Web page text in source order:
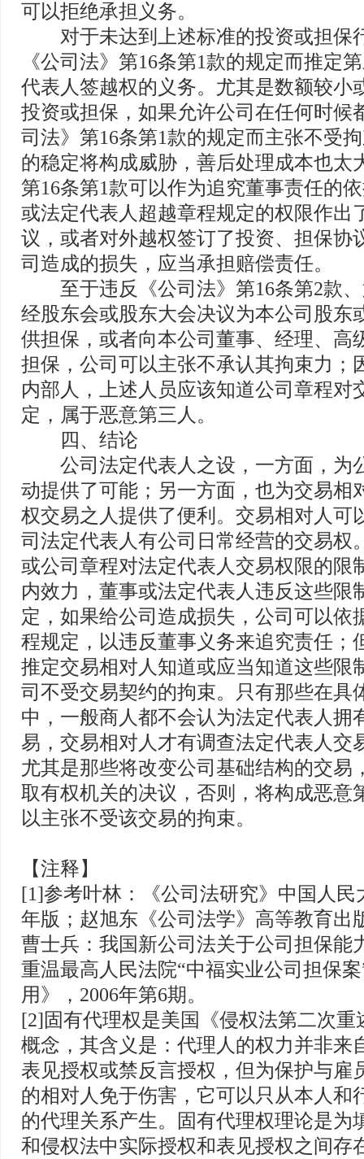
可以拒绝承担义务。
对于未达到上述标准的投资或担保
《公司法》第16条第1款的规定而推定
代表人签越权的义务。尤其是数额较小
投资或担保，如果允许公司在任何时候
司法》第16条第1款的规定而主张不受
的稳定将构成威胁，善后处理成本也太
第16条第1款可以作为追究董事责任的
或法定代表人超越章程规定的权限作出
议，或者对外越权签订了投资、担保协
司造成的损失，应当承担赔偿责任。
至于违反《公司法》第16条第2款、
经股东会或股东大会决议为本公司股东
供担保，或者向本公司董事、经理、高
担保，公司可以主张不承认其拘束力；
内部人，上述人员应该知道公司章程对
定，属于恶意第三人。
四、结论
公司法定代表人之设，一方面，为
动提供了可能；另一方面，也为交易相
权交易之人提供了便利。交易相对人可
司法定代表人有公司日常经营的交易权
或公司章程对法定代表人交易权限的限
内效力，董事或法定代表人违反这些限
定，如果给公司造成损失，公司可以依
程规定，以违反董事义务来追究责任；
推定交易相对人知道或应当知道这些限
司不受交易契约的拘束。只有那些在具
中，一般商人都不会认为法定代表人拥
易，交易相对人才有调查法定代表人交
尤其是那些将改变公司基础结构的交易
取有权机关的决议，否则，将构成恶意
以主张不受该交易的拘束。
【注释】
[1]参考叶林：《公司法研究》中国人民
年版；赵旭东《公司法学》高等教育出
曹士兵：我国新公司法关于公司担保
重温最高人民法院“中福实业公司担保
用》，2006年第6期。
[2]固有代理权是美国《侵权法第二次重
概念，其含义是：代理人的权力并非来
表见授权或禁反言授权，但为保护与雇
的相对人免于伤害，它可以只从本人和
的代理关系产生。固有代理权理论是为
和侵权法中实际授权和表见授权之间存